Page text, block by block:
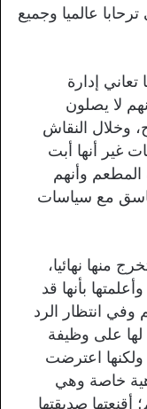
عالميا وجميع
تعاني إدارة
لا يصلون
وخلال النقاش
غير أنها أبت
المطعم وأنهم
مع سياسات
منها نهائيا،
بأنها قد
وفي انتظار الرد
على وظيفة
ولكنها اعترضت
خاصة وهي
صديقتها